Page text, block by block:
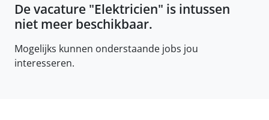
De vacature "Elektricien" is intussen
niet meer beschikbaar.
Mogelijks kunnen onderstaande jobs jou
interesseren.